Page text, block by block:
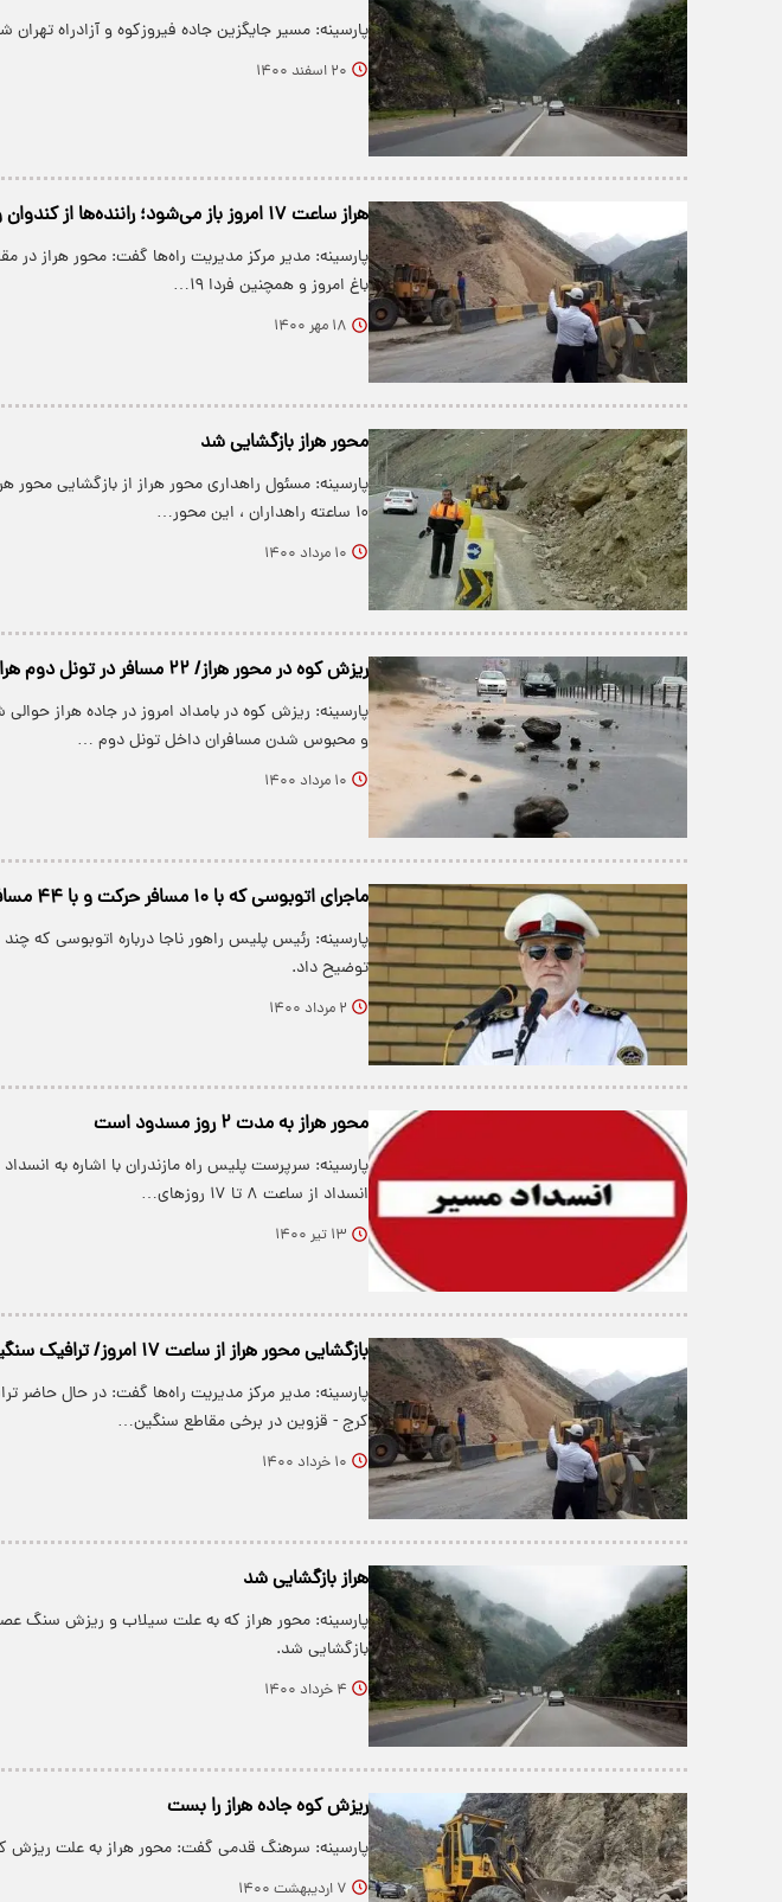
پارسینه: مسیر جایگزین جاده فیروزکوه و آزادراه
۲۰ اسفند ۱۴۰۰
هراز ساعت ۱۷ امروز باز می‌شود؛ راننده‌ها از کندوان و فیروزکوه تردد کنند
پارسینه: مدیر مرکز مدیریت راه‌ها گفت: محور هراز در
باغ امروز و همچنین فردا ۱۹…
۱۸ مهر ۱۴۰۰
محور هراز بازگشایی شد
پارسینه: مسئول راهداری محور هراز از بازگشایی محور
۱۰ ساعته راهداران ، این محور…
۱۰ مرداد ۱۴۰۰
ریزش کوه در محور هراز/ ۲۲ مسافر در تونل دوم هراز محبوس شدند
پارسینه: ریزش کوه در بامداد امروز در جاده هراز
و محبوس شدن مسافران داخل تونل دوم …
۱۰ مرداد ۱۴۰۰
ماجرای اتوبوسی که با ۱۰ مسافر حرکت و با ۴۴ مسافر تصادف کرد! + فیلم
پارسینه: رئیس پلیس راهور ناجا درباره اتوبوسی که
توضیح داد.
۲ مرداد ۱۴۰۰
محور هراز به مدت ۲ روز مسدود است
پارسینه: سرپرست پلیس راه مازندران با اشاره به
انسداد از ساعت ۸ تا ۱۷ روزهای…
۱۳ تیر ۱۴۰۰
بازگشایی محور هراز از ساعت ۱۷ امروز/ ترافیک سنگین بین کرج و قزوین
پارسینه: مدیر مرکز مدیریت راه‌ها گفت: در حال حاضر
کرج - قزوین در برخی مقاطع سنگین…
۱۰ خرداد ۱۴۰۰
هراز بازگشایی شد
پارسینه: محور هراز که به علت سیلاب و ریزش سنگ
بازگشایی شد.
۴ خرداد ۱۴۰۰
ریزش کوه جاده هراز را بست
پارسینه: سرهنگ قدمی گفت: محور هراز به علت ریزش
۷ اردیبهشت ۱۴۰۰